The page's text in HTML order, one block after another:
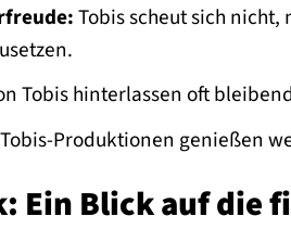
Tobis scheut sich
Tobis hinterlassen oft
Tobis-Produktionen genießen
Ein Blick auf die